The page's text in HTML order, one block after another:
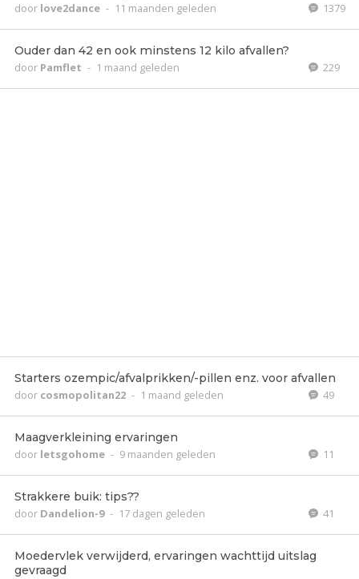
door love2dance - 11 maanden geleden 1379
Ouder dan 42 en ook minstens 12 kilo afvallen?
door Pamflet - 1 maand geleden 229
Starters ozempic/afvalprikken/-pillen enz. voor afvallen
door cosmopolitan22 - 1 maand geleden 49
Maagverkleining ervaringen
door letsgohome - 9 maanden geleden 11
Strakkere buik: tips??
door Dandelion-9 - 17 dagen geleden 41
Moedervlek verwijderd, ervaringen wachttijd uitslag
gevraagd